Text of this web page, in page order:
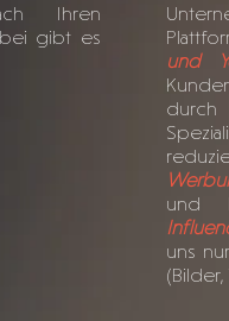
Ihren
gibt es
und
und
uns